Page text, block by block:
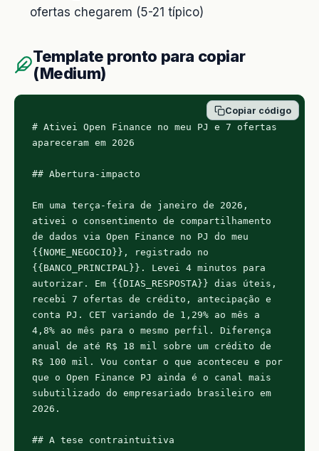
ofertas chegarem (5-21 típico)
Template pronto para copiar
(Medium)
# Ativei Open Finance no meu PJ e 7 ofertas
apareceram em 2026
## Abertura-impacto
Em uma terça-feira de janeiro de 2026,
ativei o consentimento de compartilhamento
de dados via Open Finance no PJ do meu
{{NOME_NEGOCIO}}, registrado no
{{BANCO_PRINCIPAL}}. Levei 4 minutos para
autorizar. Em {{DIAS_RESPOSTA}} dias úteis,
recebi 7 ofertas de crédito, antecipação e
conta PJ. CET variando de 1,29% ao mês a
4,8% ao mês para o mesmo perfil. Diferença
anual de até R$ 18 mil sobre um crédito de
R$ 100 mil. Vou contar o que aconteceu e por
que o Open Finance PJ ainda é o canal mais
subutilizado do empresariado brasileiro em
2026.
## A tese contraintuitiva
Copiar código